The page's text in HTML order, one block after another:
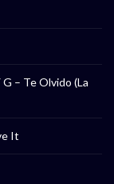
– Te Olvido (La
It